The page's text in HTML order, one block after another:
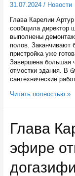
31.07.2024/ Новости
Глава Карелии
сообщила директор
выполнены
полов. Заканчивают
пристройка уже
Завершена большая
отмостки здания. В
сантехнические
В
планируют
завершить
в
ноябре
Читать полностью »
Глава
эфире